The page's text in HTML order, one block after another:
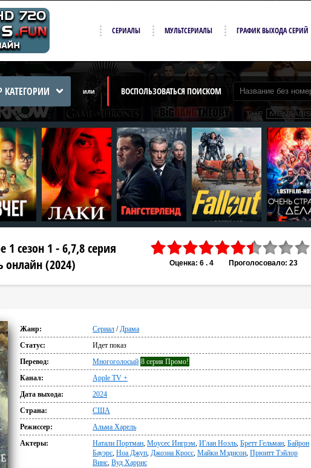
СЕРИАЛЫ МУЛЬТСЕРИАЛЫ ГРАФИК ВЫХОДА СЕРИЙ
КАТЕГОРИИ или ВОСПОЛЬЗОВАТЬСЯ ПОИСКОМ
Оценка: 6 . 4 Проголосовало: 23
сезон 1 - 6,7,8 серия
онлайн (2024)
Жанр: Сериал /Драма
Статус:
Идет показ
Перевод:
Многоголосый 8 серия Промо!
Канал:
Apple TV +
Дата выхода:
2024
Страна:
США
Режиссер:
Альма Харель
Актеры:
Натали Портман, Моусес Ингрэм, И'лан Ноэль, Бретт Гельман, Байрон
Бауэрс, Ноа Джуп, Джозиа Кросс, Майки Мэдисон, Прюитт Тэйлор
Винс, Вуд Харрис